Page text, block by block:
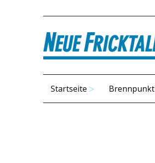
Startseite Brennpunkt